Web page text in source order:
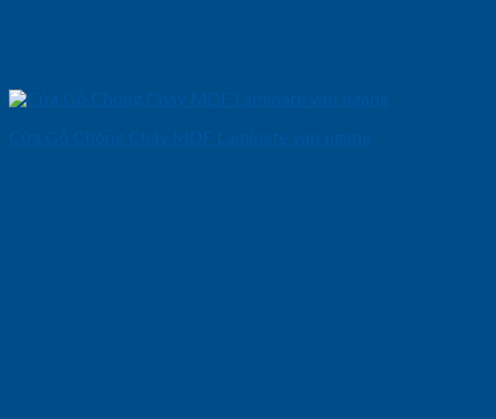
Cửa Gỗ Chống Cháy MDF Laminate van ngang